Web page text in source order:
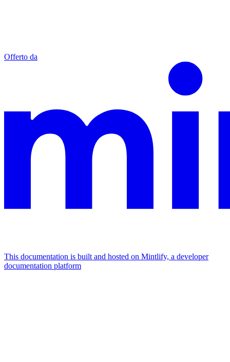
Offerto da
This documentation is built and hosted on Mintlify, a developer
documentation platform